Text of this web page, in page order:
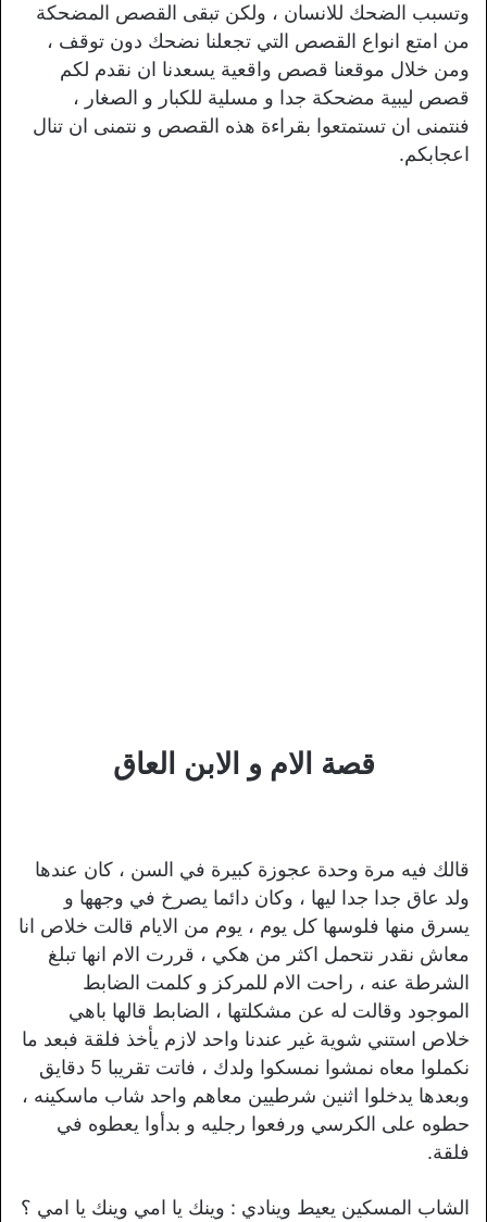
وتسبب الضحك للانسان ، ولكن تبقى القصص المضحكة
من امتع انواع القصص التي تجعلنا نضحك دون توقف ،
ومن خلال موقعنا قصص واقعية يسعدنا ان نقدم لكم
قصص ليبية مضحكة جدا و مسلية للكبار و الصغار ،
فنتمنى ان تستمتعوا بقراءة هذه القصص و نتمنى ان تنال
اعجابكم.
قصة الام و الابن العاق
قالك فيه مرة وحدة عجوزة كبيرة في السن ، كان عندها
ولد عاق جدا جدا ليها ، وكان دائما يصرخ في وجهها و
يسرق منها فلوسها كل يوم ، يوم من الايام قالت خلاص انا
معاش نقدر نتحمل اكثر من هكي ، قررت الام انها تبلغ
الشرطة عنه ، راحت الام للمركز و كلمت الضابط
الموجود وقالت له عن مشكلتها ، الضابط قالها باهي
خلاص استني شوية غير عندنا واحد لازم يأخذ فلقة فبعد ما
نكملوا معاه نمشوا نمسكوا ولدك ، فاتت تقريبا 5 دقايق
وبعدها يدخلوا اثنين شرطيين معاهم واحد شاب ماسكينه ،
حطوه على الكرسي ورفعوا رجليه و بدأوا يعطوه في
فلقة.
الشاب المسكين يعيط وينادي : وينك يا امي وينك يا امي ؟